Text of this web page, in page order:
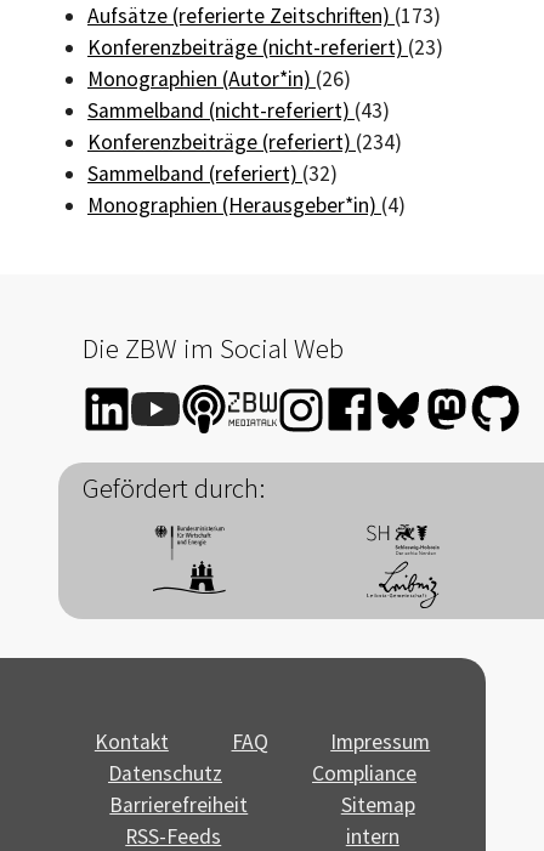
Aufsätze (referierte Zeitschriften) (173)
Konferenzbeiträge (nicht-referiert) (23)
Monographien (Autor*in) (26)
Sammelband (nicht-referiert) (43)
Konferenzbeiträge (referiert) (234)
Sammelband (referiert) (32)
Monographien (Herausgeber*in) (4)
Die ZBW im Social Web
Gefördert durch:
Kontakt FAQ
Impressum
Datenschutz
Compliance
Barrierefreiheit
Sitemap
RSS-Feeds
intern